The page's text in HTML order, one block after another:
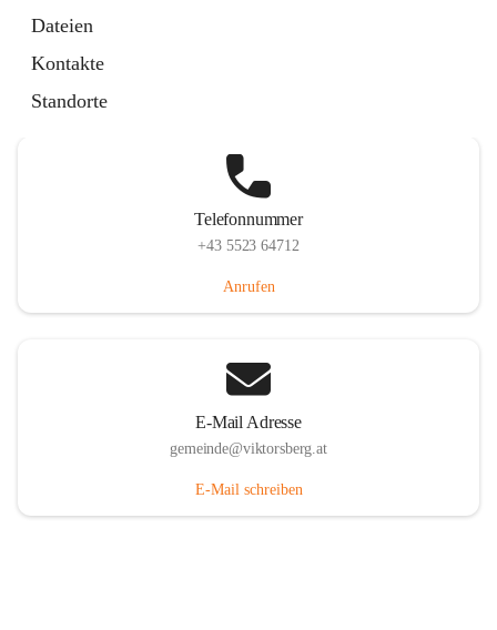
Dateien
Kontakte
Standorte
Telefonnummer
+43 5523 64712
Anrufen
E-Mail Adresse
gemeinde@viktorsberg.at
E-Mail schreiben